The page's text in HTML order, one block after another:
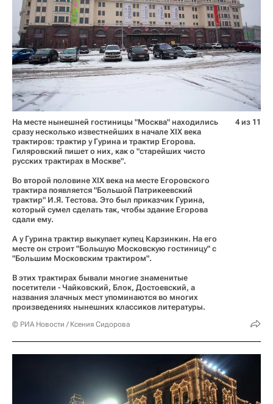
На месте нынешней гостиницы "Москва" находились
сразу несколько известнейших в начале XIX века
трактиров: трактир у Гурина и трактир Егорова.
Гиляровский пишет о них, как о "старейших чисто
русских трактирах в Москве".
Во второй половине XIX века на месте Егоровского
трактира появляется "Большой Патрикеевский
трактир" И.Я. Тестова. Это был приказчик Гурина,
который сумел сделать так, чтобы здание Егорова
сдали ему.
А у Гурина трактир выкупает купец Карзинкин. На его
месте он строит "Большую Московскую гостиницу" с
"Большим Московским трактиром".
В этих трактирах бывали многие знаменитые
посетители - Чайковский, Блок, Достоевский, а
названия злачных мест упоминаются во многих
произведениях нынешних классиков литературы.
© РИА Новости / Ксения Сидорова
4 из 11